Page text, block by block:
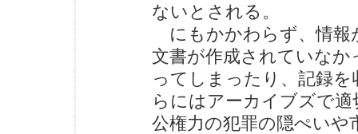
ないとされる。
にもかかわらず、情報
文書が作成されていなか
ってしまったり、記録
らにはアーカイブズで
公権力の犯罪の隠ぺいや